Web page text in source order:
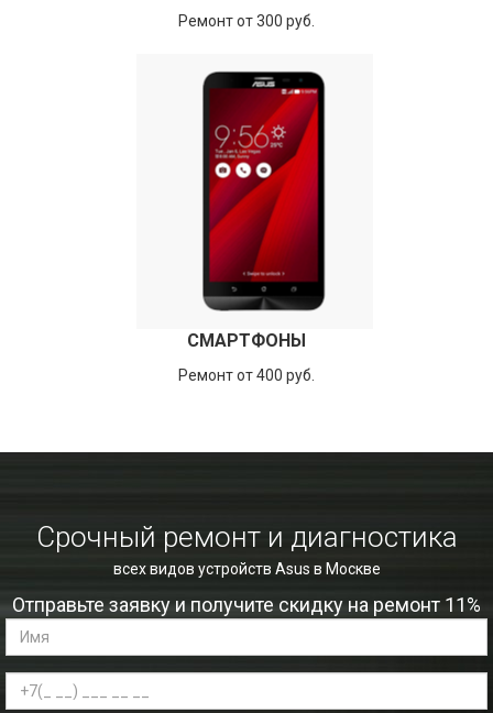
Ремонт от 300 руб.
СМАРТФОНЫ
Ремонт от 400 руб.
Срочный ремонт и диагностика
всех видов устройств Asus в Москве
Отправьте заявку и получите скидку на ремонт 11%